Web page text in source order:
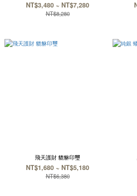
NT$3,480 ~ NT$7,280
NT$8,280
飛天護財 貔貅印璽
NT$1,680 ~ NT$5,180
NT$6,380